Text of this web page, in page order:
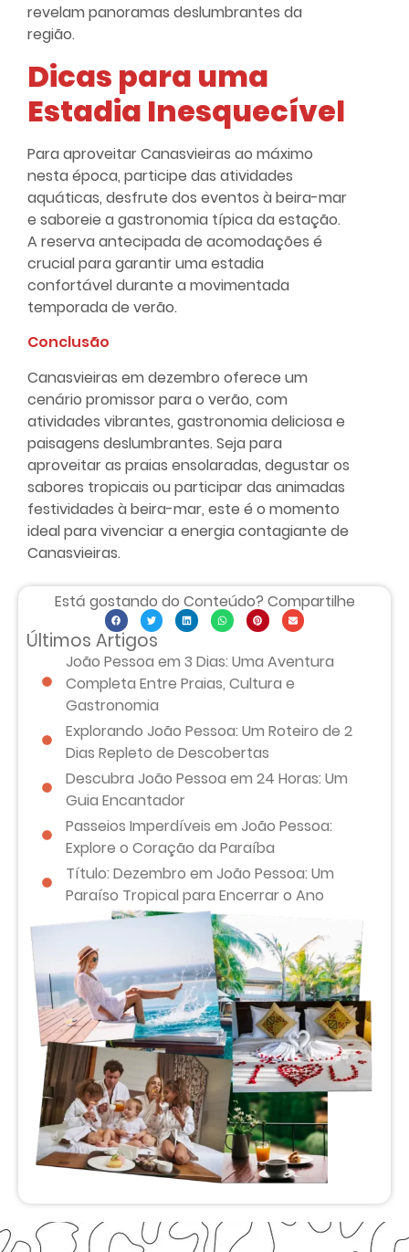
revelam panoramas deslumbrantes da
região.
Dicas para uma
Estadia Inesquecível
Para aproveitar Canasvieiras ao máximo
nesta época, participe das atividades
aquáticas, desfrute dos eventos à beira-mar
e saboreie a gastronomia típica da estação.
A reserva antecipada de acomodações é
crucial para garantir uma estadia
confortável durante a movimentada
temporada de verão.
Conclusão
Canasvieiras em dezembro oferece um
cenário promissor para o verão, com
atividades vibrantes, gastronomia deliciosa e
paisagens deslumbrantes. Seja para
aproveitar as praias ensolaradas, degustar os
sabores tropicais ou participar das animadas
festividades à beira-mar, este é o momento
ideal para vivenciar a energia contagiante de
Canasvieiras.
Está gostando do Conteúdo? Compartilhe
Últimos Artigos
João Pessoa em 3 Dias: Uma Aventura
Completa Entre Praias, Cultura e
Gastronomia
Explorando João Pessoa: Um Roteiro de 2
Dias Repleto de Descobertas
Descubra João Pessoa em 24 Horas: Um
Guia Encantador
Passeios Imperdíveis em João Pessoa:
Explore o Coração da Paraíba
Título: Dezembro em João Pessoa: Um
Paraíso Tropical para Encerrar o Ano